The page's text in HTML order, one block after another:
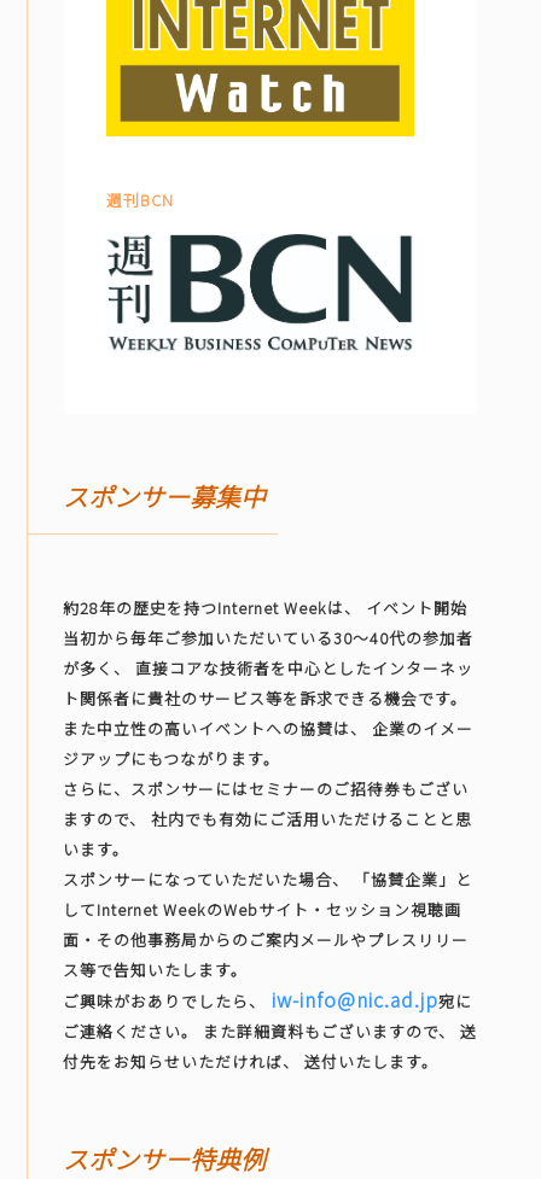
週刊BCN
スポンサー募集中
約28年の歴史を持つInternet Weekは、 イベント開始
当初から毎年ご参加いただいている30～40代の参加者
が多く、 直接コアな技術者を中心としたインターネッ
ト関係者に貴社のサービス等を訴求できる機会です。
また中立性の高いイベントへの協賛は、 企業のイメー
ジアップにもつながります。
さらに、スポンサーにはセミナーのご招待券もござい
ますので、 社内でも有効にご活用いただけることと思
います。
スポンサーになっていただいた場合、 「協賛企業」と
してInternet WeekのWebサイト・セッション視聴画
面・その他事務局からのご案内メールやプレスリリー
ス等で告知いたします。
ご興味がおありでしたら、
iw-info@nic.ad.jp宛に
ご連絡ください。 また詳細資料もございますので、 送
付先をお知らせいただければ、 送付いたします。
スポンサー特典例